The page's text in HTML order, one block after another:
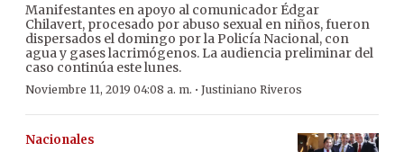
Manifestantes en apoyo al comunicador Édgar
Chilavert, procesado por abuso sexual en niños, fueron
dispersados el domingo por la Policía Nacional, con
agua y gases lacrimógenos. La audiencia preliminar del
caso continúa este lunes.
Noviembre 11, 2019 04:08 a. m. · Justiniano Riveros
Nacionales